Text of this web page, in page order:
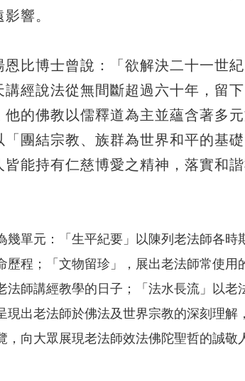
響。
比博士曾說：「欲解決二十一世
經說法從無間斷超過六十年，留
的佛教以儒釋道為主並蘊含著多
團結宗教、族群為世界和平的基
能持有仁慈博愛之精神，落實和
幾單元：「生平紀要」以陳列老法師各
歷程；「文物留珍」，展出老法師常使
法師講經教學的日子；「法水長流」以
現出老法師於佛法及世界宗教的深刻理
向大眾展現老法師效法佛陀聖哲的誠敬